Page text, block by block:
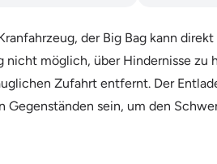
der Big Bag kann
nicht möglich, über Hindernisse zu
Zufahrt entfernt. Der
sein, um den